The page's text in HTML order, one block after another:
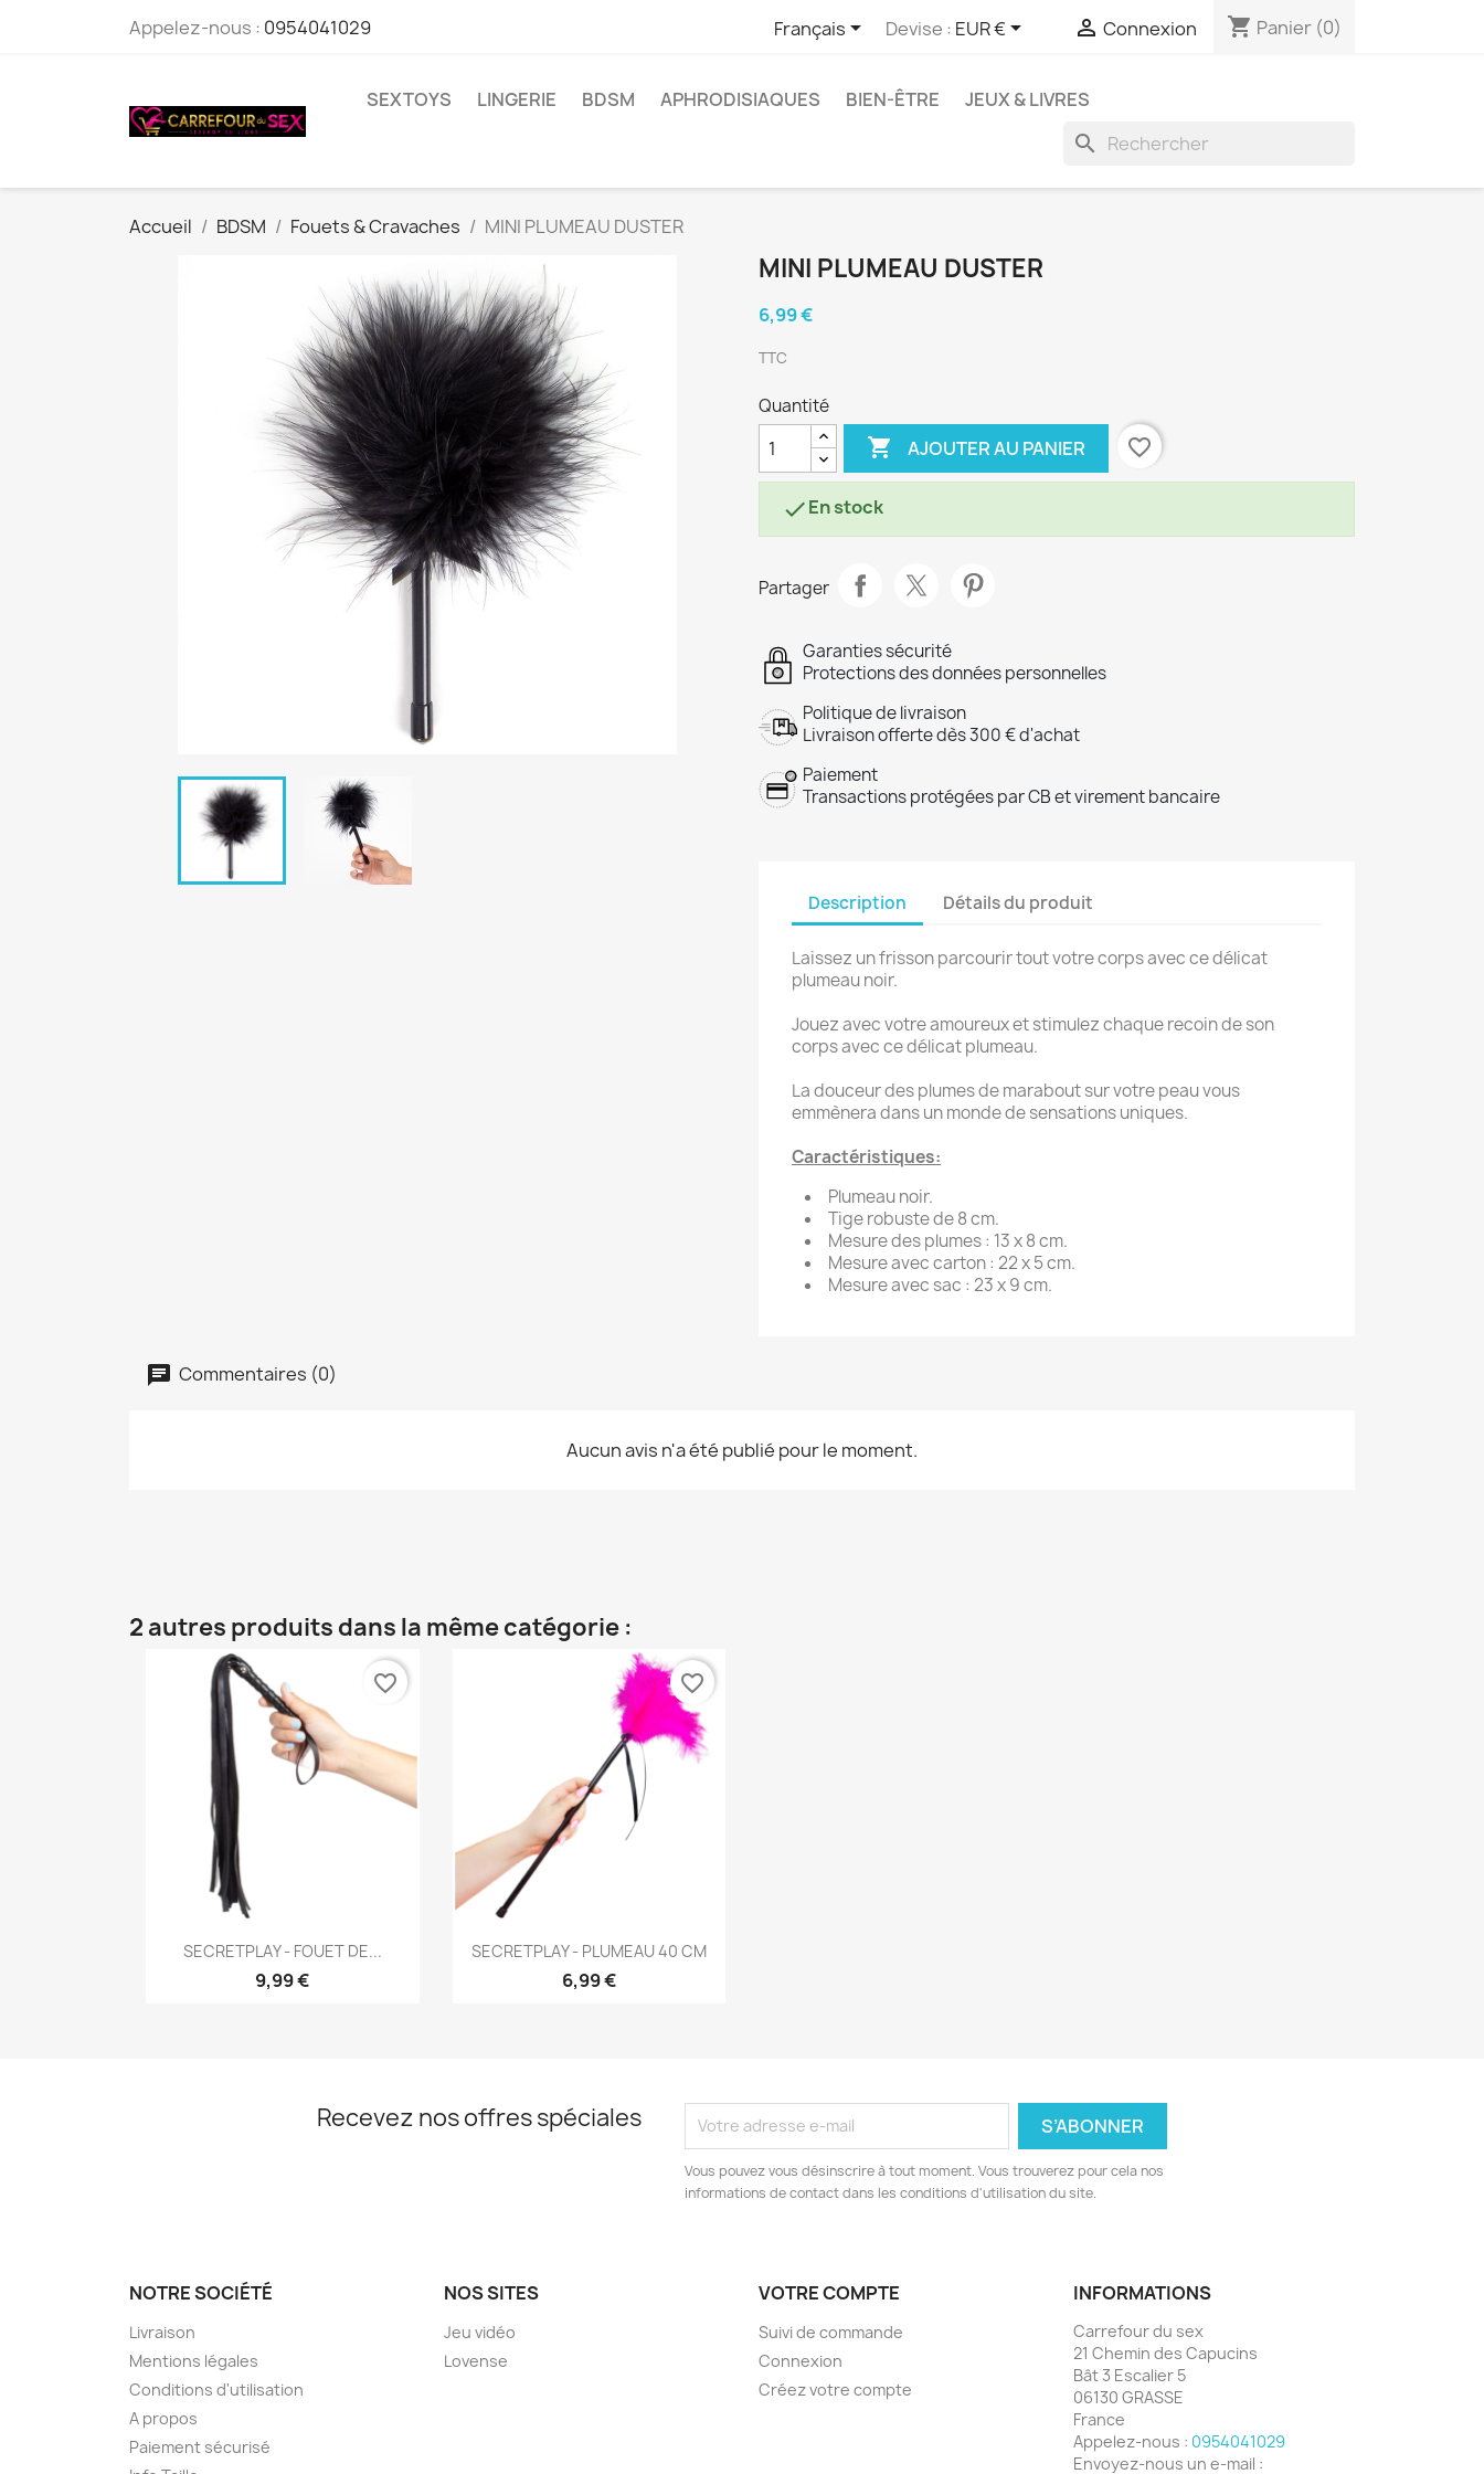
Appelez-nous : 0954041029 Français Devise : EUR €  Connexion shopping_cart Panier (0)
SEXTOYS LINGERIE BDSM APHRODISIAQUES BIEN-ÊTRE JEUX & LIVRES
search
Accueil BDSM Fouets & Cravaches MINI PLUMEAU DUSTER
MINI PLUMEAU DUSTER
6,99 €
TTC
Quantité
 AJOUTER AU PANIER favorite_border
En stock
Partager
Garanties sécurité
Protections des données personnelles
Politique de livraison
Livraison offerte dès 300 € d'achat
Paiement
Transactions protégées par CB et virement bancaire
Description Détails du produit
Laissez un frisson parcourir tout votre corps avec ce délicat
plumeau noir.
Jouez avec votre amoureux et stimulez chaque recoin de son
corps avec ce délicat plumeau.
La douceur des plumes de marabout sur votre peau vous
emmènera dans un monde de sensations uniques.
Caractéristiques:
Plumeau noir.
Tige robuste de 8 cm.
Mesure des plumes : 13 x 8 cm.
Mesure avec carton : 22 x 5 cm.
Mesure avec sac : 23 x 9 cm.
Commentaires (0)
Aucun avis n'a été publié pour le moment.
2 autres produits dans la même catégorie :
Aperçu rapide
SECRETPLAY - FOUET DE...
9,99 €
favorite_border
Aperçu rapide
SECRETPLAY - PLUMEAU 40 CM
6,99 €
favorite_border
Recevez nos offres spéciales
Vous pouvez vous désinscrire à tout moment. Vous trouverez pour cela nos
informations de contact dans les conditions d'utilisation du site.
NOTRE SOCIÉTÉ
Livraison
Mentions légales
Conditions d'utilisation
A propos
Paiement sécurisé
NOS SITES
Jeu vidéo
Lovense
VOTRE COMPTE
Suivi de commande
Connexion
Créez votre compte
INFORMATIONS
Carrefour du sex
21 Chemin des Capucins
Bât 3 Escalier 5
06130 GRASSE
France
Appelez-nous : 0954041029
Envoyez-nous un e-mail :